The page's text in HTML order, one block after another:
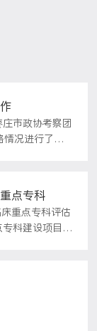
市政协考察团
情况进行了异
点专科
重点专科评估
科建设项目管
家临床重点专
首次拥有了国